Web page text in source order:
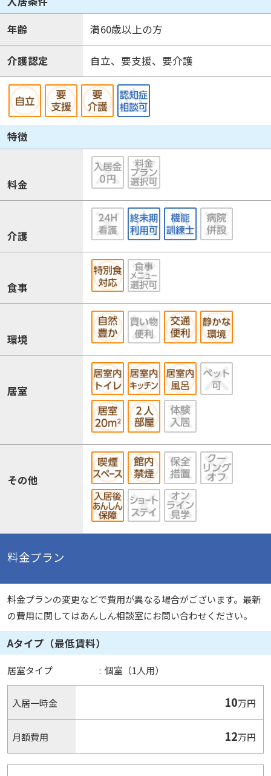
年齢
満60歳以上の方
介護認定 自立、要支援、要介護
特徴
料金
介護
食事
環境
居室
その他
料金プラン
料金プランの変更などで費用が異なる場合がございます。最新
の費用に関してはあんしん相談室にお問い合わせください。
Aタイプ（最低賃料）
居室タイプ : 個室（1人用）
入居一時金 10万円
月額費用 12万円